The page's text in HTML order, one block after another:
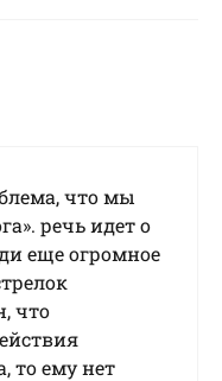
что мы
речь идет о
еще огромное
что
то ему нет